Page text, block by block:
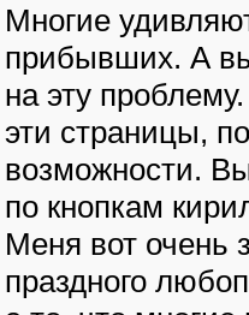
Многие
прибывших. А
на эту
эти страницы,
возможности.
по кнопкам
Меня вот очень
праздного